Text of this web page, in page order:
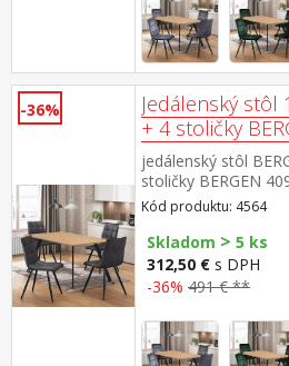
-36%
Jedálenský stôl
+ 4 stoličky
jedálenský stôl
stoličky BERGEN
farebné prevedenie
farebné prevedenie
brúsená koža –
prevedenie
farebné
stoličky (š/h/v) 45 ×
Kód produktu: 4564
Skladom > 5 ks
312,50 € s DPH
-36% 491 € **